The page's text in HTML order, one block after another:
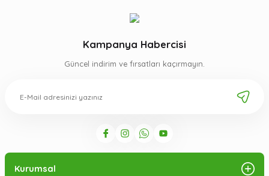
Kampanya Habercisi
Güncel indirim ve fırsatları kaçırmayın.
Kurumsal